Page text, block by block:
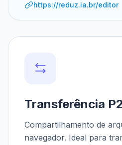
https://reduz.ia.br/editor
Transferência
Compartilhamento de
navegador. Ideal para